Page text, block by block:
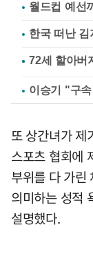
월드컵 예선
한국 떠난
이승기 "구
또 상간녀가 제
스포츠 협회에
부위를 다 가린
의미하는 성적
설명했다.